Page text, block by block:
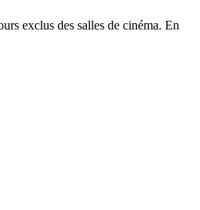
exclus des salles de cinéma. En